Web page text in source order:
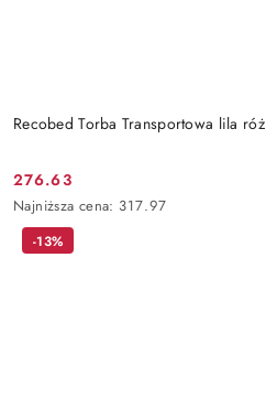
Recobed Torba Transportowa lila róż
Cena
promocyjna:
276.63
Najniższa
cena
Najniższa cena: 317.97
-13%